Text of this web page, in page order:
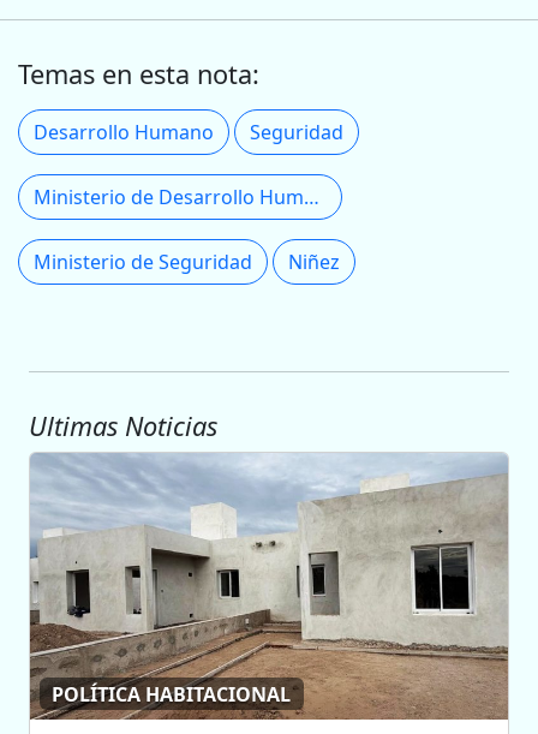
Temas en esta nota:
Desarrollo Humano Seguridad
Ministerio de Desarrollo Humano
Ministerio de Seguridad Niñez
Ultimas Noticias
POLÍTICA HABITACIONAL